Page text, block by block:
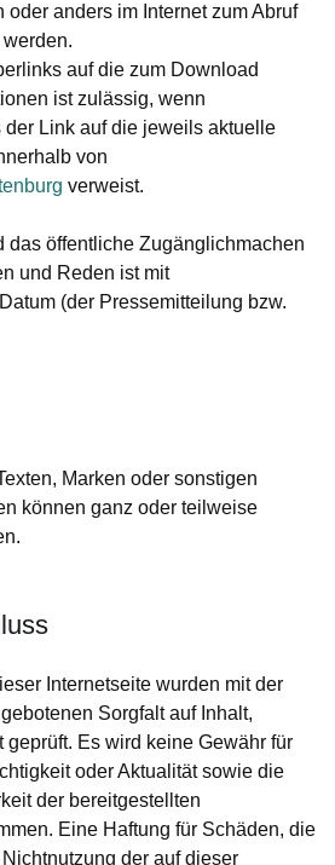
oder anders im Internet zum Abruf
auf die zum Download
ist zulässig, wenn
Link auf die jeweils aktuelle
von
Fenster
verweist.
das öffentliche Zugänglichmachen
und Reden ist mit
(der Pressemitteilung bzw.
Marken oder sonstigen
können ganz oder teilweise
Internetseite wurden mit der
Sorgfalt auf Inhalt,
geprüft. Es wird keine Gewähr für
oder Aktualität sowie die
der bereitgestellten
Eine Haftung für Schäden, die
der auf dieser